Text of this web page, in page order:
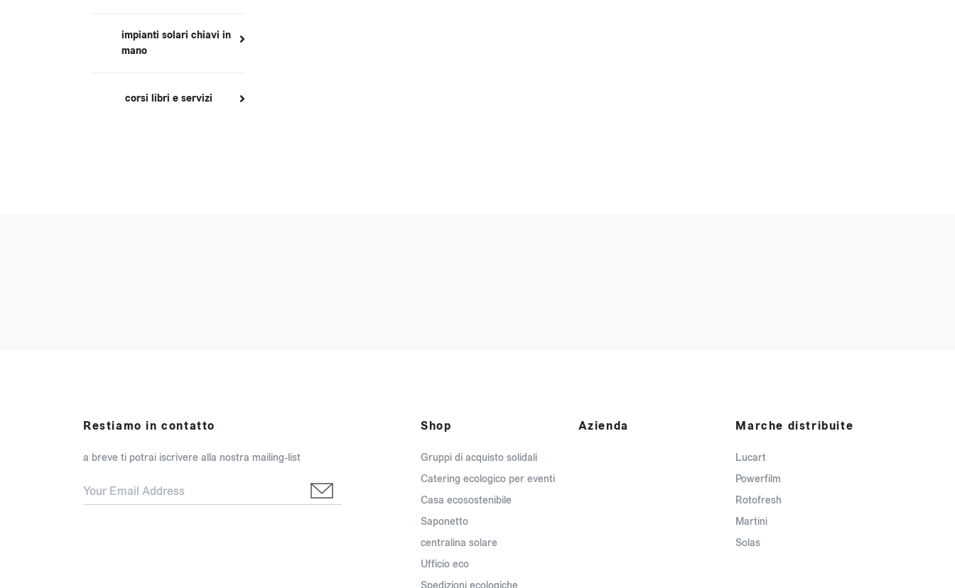
impianti solari chiavi in
mano
corsi libri e servizi
Restiamo in contatto
a breve ti potrai iscrivere alla nostra mailing-list
Shop
Gruppi di acquisto solidali
Catering ecologico per eventi
Casa ecosostenibile
Saponetto
centralina solare
Ufficio eco
Azienda Marche distribuite
Lucart
Powerfilm
Rotofresh
Martini
Solas